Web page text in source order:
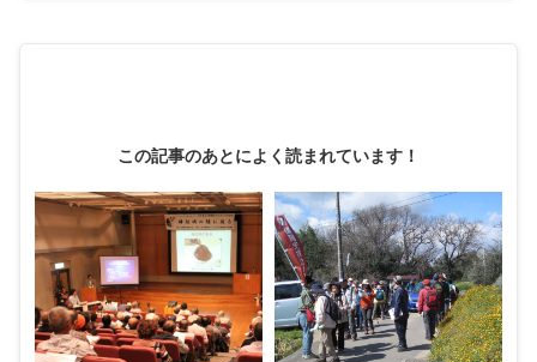
この記事のあとによく読まれています！